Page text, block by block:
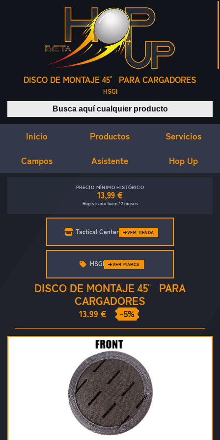
DISCO DE MONTAJE 45° PARA CARGADORES
HSGI
Buscar productos
Inicio Productos Servicios
Campos Asistente Hop Up
PRECIO MÍNIMO HISTÓRICO
13,99 €
Registrado hace 12 meses
Tactical Center VER TIENDA
DISCO DE MONTAJE 45° PARA
CARGADORES
13.99 € -5%
HSGI VER MARCA